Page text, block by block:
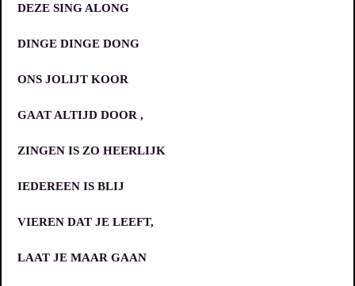
DEZE SING ALONG
DINGE DINGE DONG
ONS JOLIJT KOOR
GAAT ALTIJD DOOR ,
ZINGEN IS ZO HEERLIJK
IEDEREEN IS BLIJ
VIEREN DAT JE LEEFT,
LAAT JE MAAR GAAN